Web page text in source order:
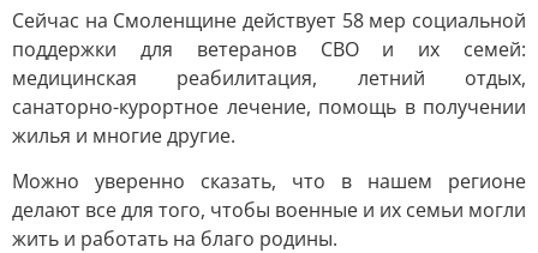
Сейчас на Смоленщине действует 58 мер социальной
поддержки для ветеранов СВО и их семей:
медицинская реабилитация, летний отдых,
санаторно-курортное лечение, помощь в получении
жилья и многие другие.
Можно уверенно сказать, что в нашем регионе
делают все для того, чтобы военные и их семьи могли
жить и работать на благо родины.